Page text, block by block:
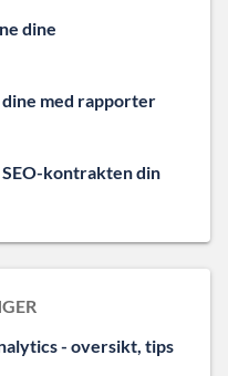
dine
med rapporter
SEO-kontrakten din
- oversikt, tips